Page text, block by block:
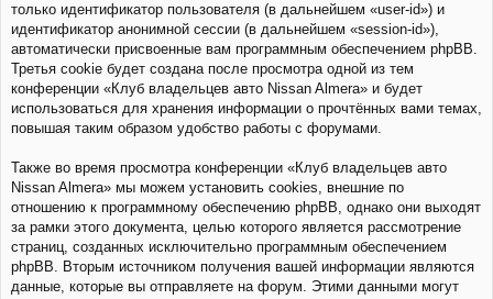
только идентификатор пользователя (в дальнейшем «user-id») и
идентификатор анонимной сессии (в дальнейшем «session-id»),
автоматически присвоенные вам программным обеспечением phpBB.
Третья cookie будет создана после просмотра одной из тем
конференции «Клуб владельцев авто Nissan Almera» и будет
использоваться для хранения информации о прочтённых вами темах,
повышая таким образом удобство работы с форумами.
Также во время просмотра конференции «Клуб владельцев авто
Nissan Almera» мы можем установить cookies, внешние по
отношению к программному обеспечению phpBB, однако они выходят
за рамки этого документа, целью которого является рассмотрение
страниц, созданных исключительно программным обеспечением
phpBB. Вторым источником получения вашей информации являются
данные, которые вы отправляете на форум. Этими данными могут